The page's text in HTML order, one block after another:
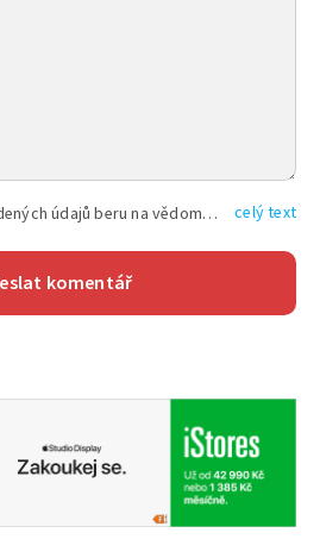
Vyplněním shora uvedených údajů beru na vědomí, že společnost TEXT FACTORY s.r.o., sídlem Brno, Durďákova 336/29, Černá Pole, PSČ: 613 00, IČ: 06157831, zapsané u Krajského soudu v Brně, oddíl C, vložka 100399, bude zpracovávat mé osobní údaje uvedené v rámci mnou vyplněného registračního formuláře na základě oprávněných zájmů TEXT FACTORY s.r.o. dle čl. 6 odst. 1 písm. f) GDPR a pro splnění právních povinností (čl. 6 odst. 1 písm. c) GDPR), a to pro tyto účely: nezbytnost zajistit oprávnění návštěvníka webových stránek provozovaných společností TEXT FACTORY s.r.o. přispívat aktivně ke zveřejněným článkům nebo v rámci diskusních fór a výkon práv TEXT FACTORY s.r.o. jako administrátora těchto diskusních fór. Více informací o zpracování osobních údajů a právech lze nalézt v celý text